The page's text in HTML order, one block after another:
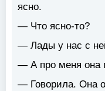
ясно.
— Что ясно-то?
— Лады у нас с
— А про меня она
— Говорила. Она